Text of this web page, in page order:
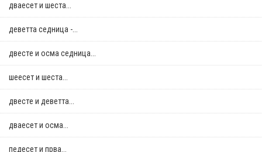
дваесет и шеста...
деветта седница -...
двестe и осма седница...
шеесет и шеста...
двестe и деветта...
дваесет и осма...
педесет и прва...